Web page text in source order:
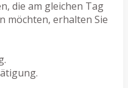
die am gleichen Tag
möchten, erhalten Sie